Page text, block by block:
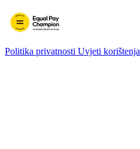
Politika privatnosti Uvjeti korištenja